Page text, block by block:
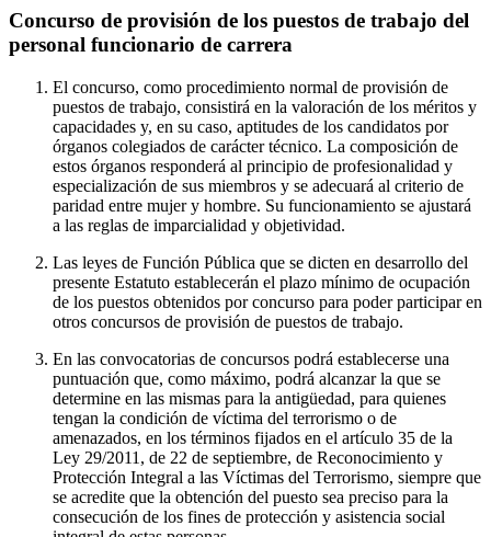
Concurso de provisión de los puestos de trabajo del
personal funcionario de carrera
El concurso, como procedimiento normal de provisión de
puestos de trabajo, consistirá en la valoración de los méritos y
capacidades y, en su caso, aptitudes de los candidatos por
órganos colegiados de carácter técnico. La composición de
estos órganos responderá al principio de profesionalidad y
especialización de sus miembros y se adecuará al criterio de
paridad entre mujer y hombre. Su funcionamiento se ajustará
a las reglas de imparcialidad y objetividad.
Las leyes de Función Pública que se dicten en desarrollo del
presente Estatuto establecerán el plazo mínimo de ocupación
de los puestos obtenidos por concurso para poder participar en
otros concursos de provisión de puestos de trabajo.
En las convocatorias de concursos podrá establecerse una
puntuación que, como máximo, podrá alcanzar la que se
determine en las mismas para la antigüedad, para quienes
tengan la condición de víctima del terrorismo o de
amenazados, en los términos fijados en el artículo 35 de la
Ley 29/2011, de 22 de septiembre, de Reconocimiento y
Protección Integral a las Víctimas del Terrorismo, siempre que
se acredite que la obtención del puesto sea preciso para la
consecución de los fines de protección y asistencia social